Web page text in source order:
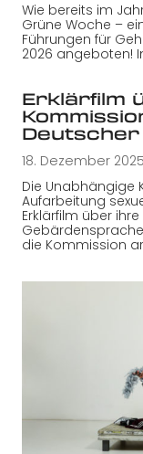
Wie bereits im
Grüne Woche –
Führungen für
2026 angeboten!
Erklärfilm
18. Dezember 2025
Die Unabhängige
Aufarbeitung
Erklärfilm über
die Kommission